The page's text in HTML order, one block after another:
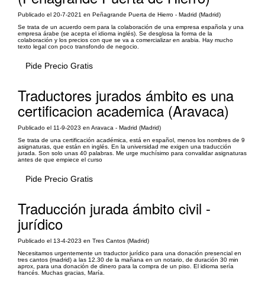
Publicado el 20-7-2021 en Peñagrande Puerta de Hierro - Madrid (Madrid)
Se trata de un acuerdo oem para la colaboración de una empresa española y una
empresa árabe (se acepta el idioma inglés). Se desglosa la forma de la
colaboración y los precios con que se va a comercializar en arabia. Hay mucho
texto legal con poco transfondo de negocio.
Pide Precio Gratis
Traductores jurados ámbito es una
certificacion academica (Aravaca)
Publicado el 11-9-2023 en Aravaca - Madrid (Madrid)
Se trata de una certificación académica, está en español, menos los nombres de 9
asignaturas, que están en inglés. En la universidad me exigen una traducción
jurada. Son solo unas 40 palabras. Me urge muchísimo para convalidar asignaturas
antes de que empiece el curso
Pide Precio Gratis
Traducción jurada ámbito civil -
jurídico
Publicado el 13-4-2023 en Tres Cantos (Madrid)
Necesitamos urgentemente un traductor jurídico para una donación presencial en
tres cantos (madrid) a las 12.30 de la mañana en un notario, de duración 30 min
aprox, para una donación de dinero para la compra de un piso. El idioma sería
francés. Muchas gracias, María.